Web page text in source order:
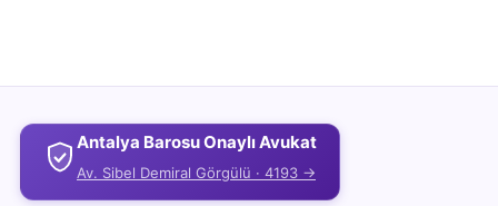
Antalya Barosu Onaylı Avukat
Av. Sibel Demiral Görgülü · 4193 →